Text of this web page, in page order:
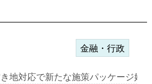
金融・行政
地対応で新たな施策パッケージ始